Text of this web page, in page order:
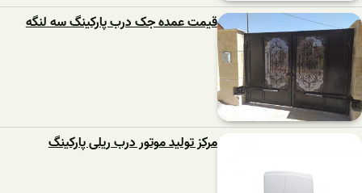
قیمت عمده جک درب پارکینگ سه لنگه
مرکز تولید موتور درب ریلی پارکینگ